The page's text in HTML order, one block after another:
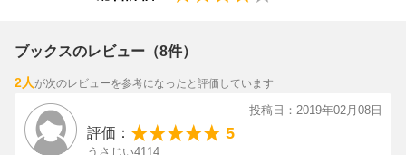
ブックスのレビュー（8件）
2人が次のレビューを参考になったと評価しています
投稿日：2019年02月08日
評価： 5
うさじい4114